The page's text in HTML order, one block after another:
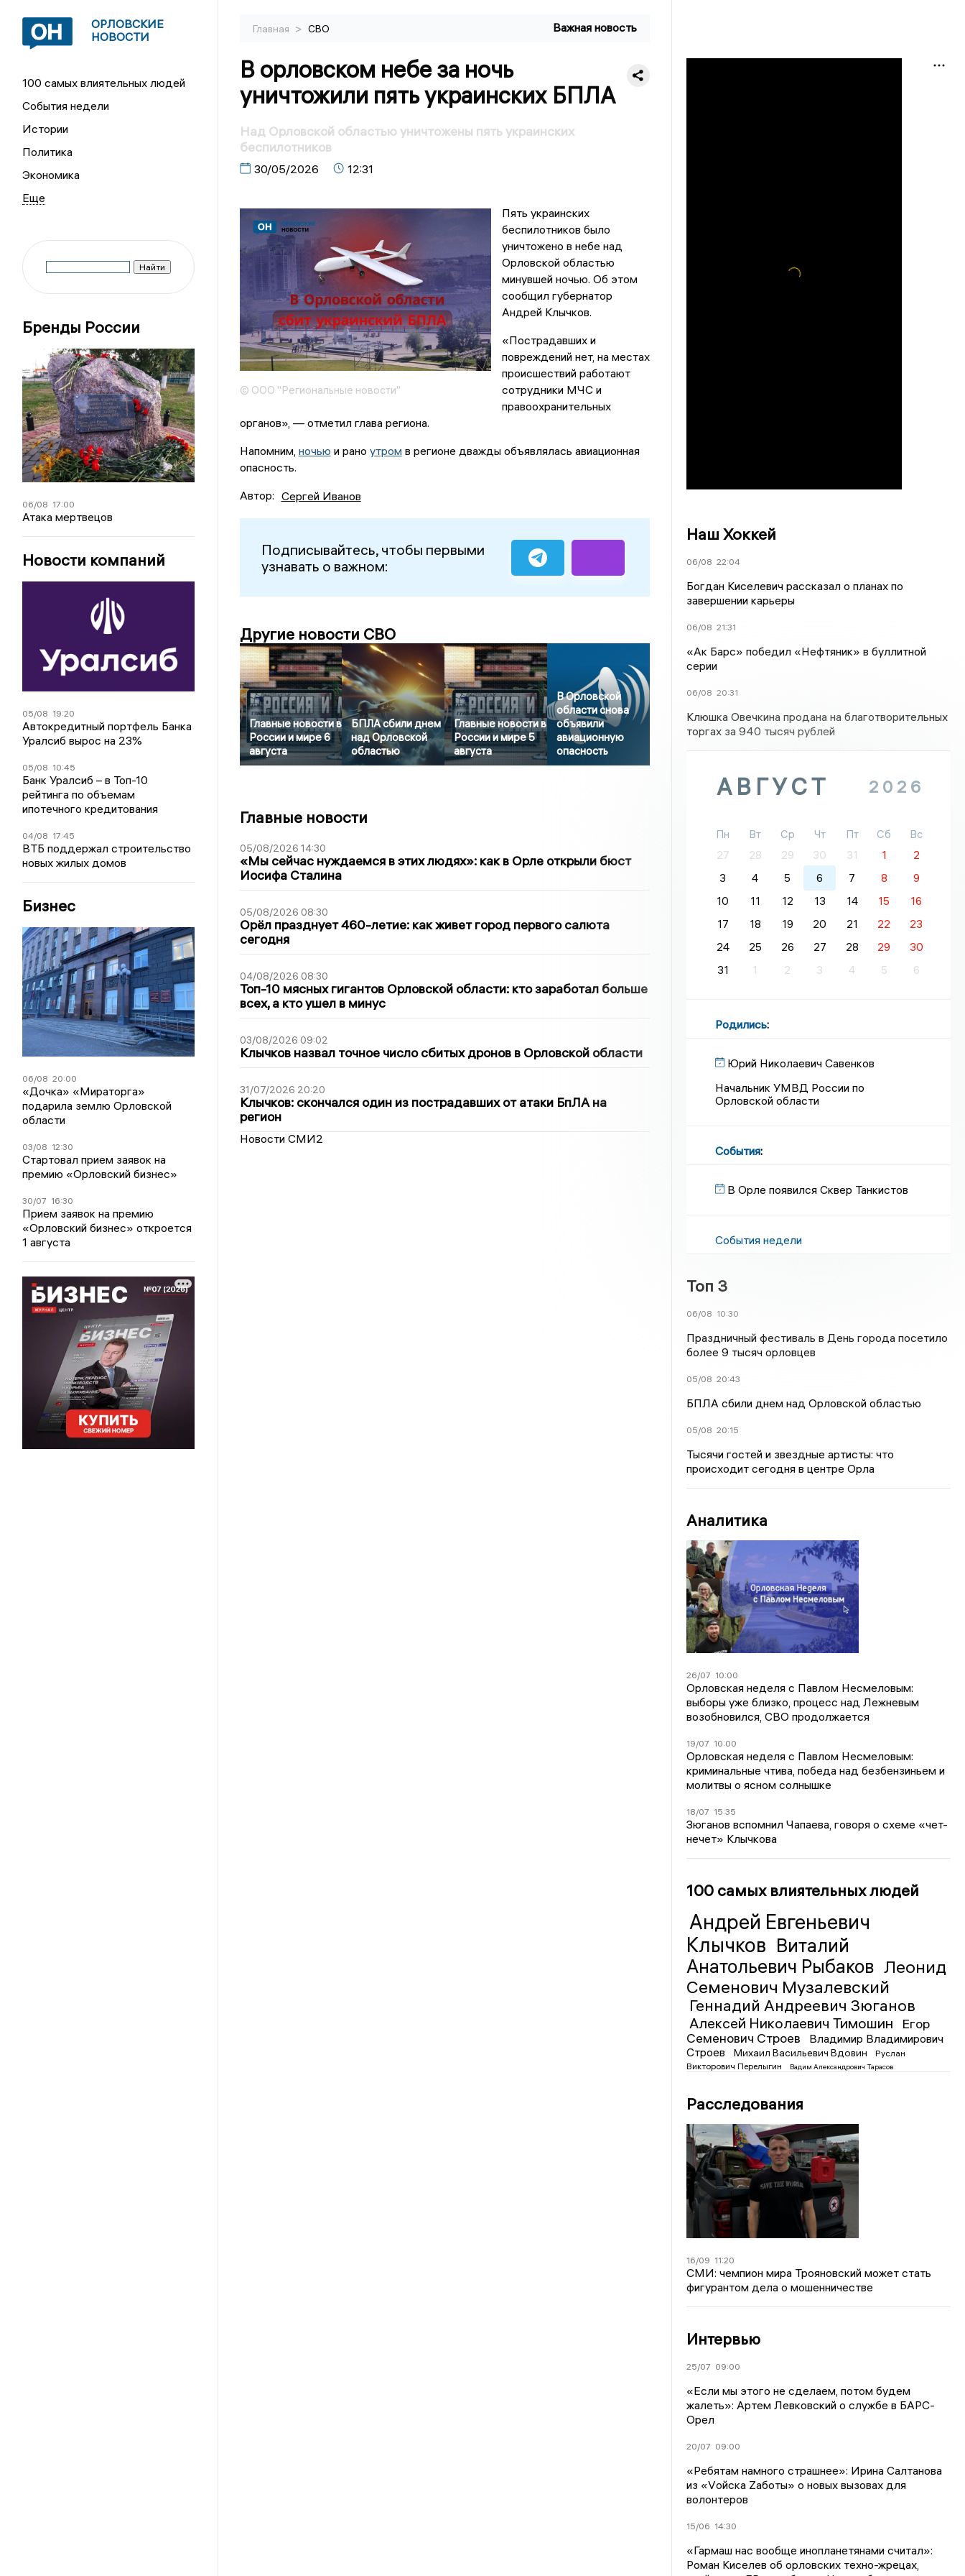
ОРЛОВСКИЕ
НОВОСТИ
100 самых влиятельных людей
События недели
Истории
Политика
Экономика
Бренды России
06/08 17:00
Атака мертвецов
Новости компаний
05/08 19:20
Автокредитный портфель Банка
Уралсиб вырос на 23%
05/08 10:45
Банк Уралсиб – в Топ-10
рейтинга по объемам
ипотечного кредитования
04/08 17:45
ВТБ поддержал строительство
новых жилых домов
Бизнес
06/08 20:00
«Дочка» «Мираторга»
подарила землю Орловской
области
03/08 12:30
Стартовал прием заявок на
премию «Орловский бизнес»
30/07 16:30
Прием заявок на премию
«Орловский бизнес» откроется
1 августа
Главная > СВО Важная новость
В орловском небе за ночь
уничтожили пять украинских БПЛА
Над Орловской областью уничтожены пять украинских
беспилотников
30/05/2026 12:31
© ООО "Региональные новости"
Пять украинских
беспилотников было
уничтожено в небе над
Орловской областью
минувшей ночью. Об этом
сообщил губернатор
Андрей Клычков.
«Пострадавших и
повреждений нет, на местах
происшествий работают
сотрудники МЧС и
правоохранительных
органов», — отметил глава региона.
Напомним, ночью и рано утромв регионе дважды объявлялась авиационная
опасность.
Автор: Сергей Иванов
Подписывайтесь, чтобы первыми
узнавать о важном:
Другие новости СВО
Главные новости в
России и мире 6
августа
БПЛА сбили днем
над Орловской
областью
Главные новости в
России и мире 5
августа
В Орловской
области снова
объявили
авиационную
опасность
Главные новости
05/08/2026 14:30
«Мы сейчас нуждаемся в этих людях»: как в Орле открыли бюст
Иосифа Сталина
05/08/2026 08:30
Орёл празднует 460-летие: как живет город первого салюта
сегодня
04/08/2026 08:30
Топ-10 мясных гигантов Орловской области: кто заработал больше
всех, а кто ушел в минус
03/08/2026 09:02
Клычков назвал точное число сбитых дронов в Орловской области
31/07/2026 20:20
Клычков: скончался один из пострадавших от атаки БпЛА на
регион
Новости СМИ2
Наш Хоккей
06/08 22:04
Богдан Киселевич рассказал о планах по
завершении карьеры
06/08 21:31
«Ак Барс» победил «Нефтяник» в буллитной
серии
06/08 20:31
Клюшка Овечкина продана на благотворительных
торгах за 940 тысяч рублей
АВГУСТ 2026
Пн Вт Ср Чт Пт Сб
Вс
27
28 29 30 31 1
2
3
4 5 6 7 8
9
10
11 12 13 14 15
16
17
18 19 20 21 22
23
24
25 26 27 28 29
30
31
1 2 3 4 5 6
Родились:
Юрий Николаевич Савенков
Начальник УМВД России по
Орловской области
События:
В Орле появился Сквер Танкистов
События недели
Топ 3
06/08 10:30
Праздничный фестиваль в День города посетило
более 9 тысяч орловцев
05/08 20:43
БПЛА сбили днем над Орловской областью
05/08 20:15
Тысячи гостей и звездные артисты: что
происходит сегодня в центре Орла
Аналитика
26/07 10:00
Орловская неделя с Павлом Несмеловым:
выборы уже близко, процесс над Лежневым
возобновился, СВО продолжается
19/07 10:00
Орловская неделя с Павлом Несмеловым:
криминальные чтива, победа над безбензиньем и
молитвы о ясном солнышке
18/07 15:35
Зюганов вспомнил Чапаева, говоря о схеме «чет-
нечет» Клычкова
100 самых влиятельных людей
Андрей Евгеньевич
Клычков Виталий
Анатольевич Рыбаков Леонид
Семенович Музалевский
Геннадий Андреевич Зюганов
Алексей Николаевич Тимошин
Егор
Семенович Строев
Владимир Владимирович
Строев
Михаил Васильевич Вдовин
Руслан
Викторович Перелыгин
Вадим Александрович Тарасов
Расследования
16/09 11:20
СМИ: чемпион мира Трояновский может стать
фигурантом дела о мошенничестве
Интервью
25/07 09:00
«Если мы этого не сделаем, потом будем
жалеть»: Артем Левковский о службе в БАРС-
Орел
20/07 09:00
«Ребятам намного страшнее»: Ирина Салтанова
из «Vойска Zаботы» о новых вызовах для
волонтеров
15/06 14:30
«Гармаш нас вообще инопланетянами считал»:
Роман Киселев об орловских техно-жрецах,